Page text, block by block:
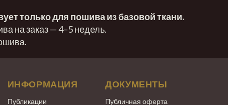
только для пошива из базовой ткани.
на заказ — 4–5 недель.
ИНФОРМАЦИЯ
Публикации
ДОКУМЕНТЫ
Публичная оферта